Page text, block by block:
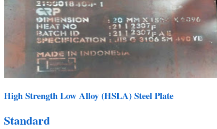
High Strength Low Alloy (HSLA) Steel Plate
Standard